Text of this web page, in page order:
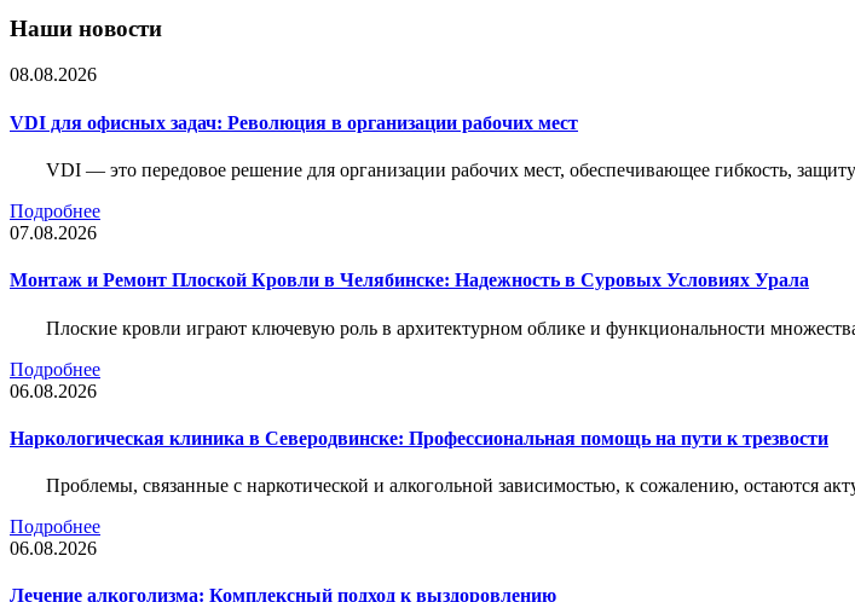
Наши новости
08.08.2026
VDI для офисных задач: Революция в организации рабочих мест
VDI — это передовое решение для организации рабочих мест, обеспечивающее гибкость,
Подробнее
07.08.2026
Монтаж и Ремонт Плоской Кровли в Челябинске: Надежность в Суровых Условиях Урала
Плоские кровли играют ключевую роль в архитектурном облике и функциональности
Подробнее
06.08.2026
Наркологическая клиника в Северодвинске: Профессиональная помощь на пути к трезвости
Проблемы, связанные с наркотической и алкогольной зависимостью, к сожалению, остаются
Подробнее
06.08.2026
Лечение алкоголизма: Комплексный подход к выздоровлению